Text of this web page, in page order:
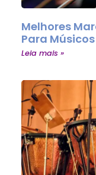
Melhores
Para
Leia mais »